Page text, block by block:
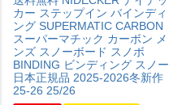
カー ステップイン バインディ
ング SUPERMATIC CARBON
スーパーマチック カーボン メ
ンズ スノーボード スノボ
BINDING ビンディング スノー
日本正規品 2025-2026冬新作
25-26 25/26